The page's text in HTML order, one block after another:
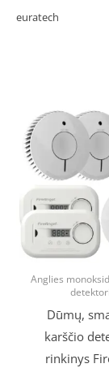
euratech
Anglies
Dūmų,
karščio
rinkinys